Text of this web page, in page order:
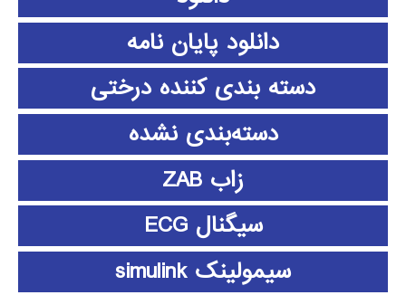
دانلود پايان نامه
دسته بندی کننده درختی
دسته‌بندی نشده
زاب ZAB
سیگنال ECG
سیمولینک simulink